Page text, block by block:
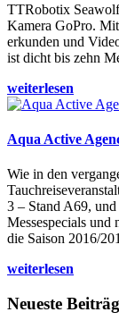
TTRobotix
Kamera GoPro.
erkunden und
ist dicht bis zehn
weiterlesen
Aqua Active
Wie in den
3 – Stand A69,
Messespecials und
die Saison 2016/
weiterlesen
Neueste